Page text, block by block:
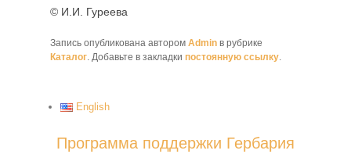
© И.И. Гуреева
Запись опубликована автором Admin в рубрике
Каталог. Добавьте в закладки постоянную ссылку.
English
Программа поддержки Гербария